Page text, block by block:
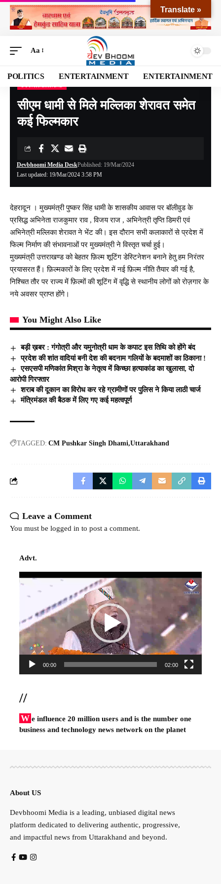
Aa
POLITICS ENTERTAINMENT ENTERTAINMENT
Devbhoomi Media> Blog >NATIONAL>UTTARAKHAND>सीएम धामी से मिले मल्लिका शेरावत समेत कई फिल्मकार
सीएम धामी से मिले मल्लिका शेरावत समेत
कई फिल्मकार
Last updated: 19/Mar/2024 3:58 PM
Devbhoomi Media DeskPublished: 19/Mar/2024
देहरादून । मुख्यमंत्री पुष्कर सिंह धामी के शासकीय आवास पर बॉलीवुड के
प्रसिद्ध अभिनेता राजकुमार राव , विजय राज , अभिनेत्री तृप्ति डिमरी एवं
अभिनेत्री मल्लिका शेरावत ने भेंट की। इस दौरान सभी कलाकारों से प्रदेश में
फिल्म निर्माण की संभावनाओं पर मुख्यमंत्री ने विस्तृत चर्चा हुई।
मुख्यमंत्री उत्तराखण्ड को बेहतर फ़िल्म शूटिंग डेस्टिनेशन बनाने हेतु हम निरंतर
प्रयासरत हैं। फ़िल्मकारों के लिए प्रदेश में नई फ़िल्म नीति तैयार की गई है,
निश्चित तौर पर राज्य में फ़िल्मों की शूटिंग में वृद्धि से स्थानीय लोगों को रोज़गार के
नये अवसर प्राप्त होंगे।
You Might Also Like
बड़ी ख़बर : गंगोत्री और यमुनोत्री धाम के कपाट इस तिथि को होंगे बंद
प्रदेश की शांत वादियां बनी देश की बदनाम गलियों के बदमाशों का ठिकाना !
एसएसपी मणिकांत मिश्रा के नेतृत्व में किच्छा हत्याकांड का खुलासा, दो
आरोपी गिरफ्तार
शराब की दूकान का विरोध कर रहे ग्रामीणों पर पुलिस ने किया लाठी चार्ज
मंत्रिमंडल की बैठक में लिए गए कई महत्वपूर्ण
TAGGED: CM Pushkar Singh Dhami Uttarakhand
Leave a Comment
You must be logged in to post a comment.
Advt.
Video
00:00 02:00
//
W e influence 20 million users and is the number one
business and technology news network on the planet
About US
Devbhoomi Media is a leading, unbiased digital news
platform dedicated to delivering authentic, progressive,
and impactful news from Uttarakhand and beyond.
Translate »